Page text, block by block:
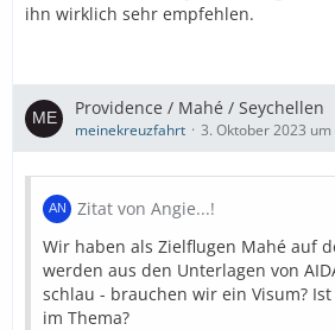
ihn wirklich sehr empfehlen.
Providence / Mahé / Seychellen
meinekreuzfahrt 3. Oktober 2023 um
Zitat von Angie...!
Wir haben als Zielflugen Mahé auf
werden aus den Unterlagen von
schlau - brauchen wir ein Visum?
im Thema?